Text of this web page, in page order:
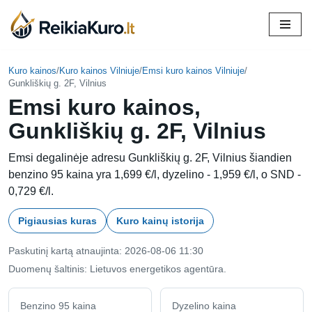
Skip
content
Kuro kainos/Kuro kainos Vilniuje/Emsi kuro kainos Vilniuje/
Gunkliškių g. 2F, Vilnius
Emsi kuro kainos,
Gunkliškių g. 2F, Vilnius
Emsi degalinėje adresu Gunkliškių g. 2F, Vilnius šiandien
benzino 95 kaina yra 1,699 €/l, dyzelino - 1,959 €/l, o SND -
0,729 €/l.
Pigiausias kuras Kuro kainų istorija
Paskutinį kartą atnaujinta: 2026-08-06 11:30
Duomenų šaltinis: Lietuvos energetikos agentūra.
Benzino 95 kaina Dyzelino kaina